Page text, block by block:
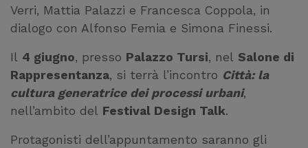
Verri, Mattia Palazzi e Francesca Coppola, in
dialogo con Alfonso Femia e Simona Finessi.
Il 4 giugno, presso Palazzo Tursi, nel Salone di
Rappresentanza, si terrà l’incontro Città: la
cultura generatrice dei processi urbani,
nell’ambito del Festival Design Talk.
Protagonisti dell’appuntamento saranno gli